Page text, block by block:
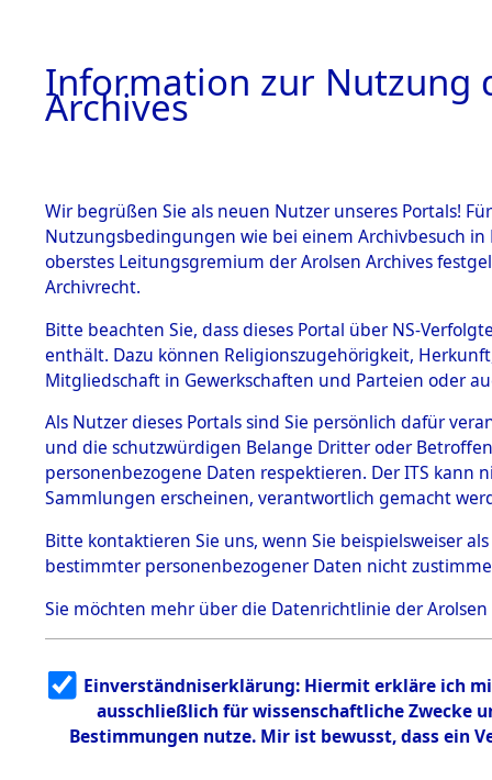
BESTÄNDE
1.
mente
5. Verschiedenes
5.3
Todesmärsche
5.3.1 Alliierte
Erhebungen
zu
Todesmärsch
en
5.3.2
g
5.3.3
Todesmärsch
von
Toter aus
Ort ihrer
0001
Information zur Nutzung
Archives
Wir begrüßen Sie als neuen Nutzer unseres Portals!
Nutzungsbedingungen wie bei einem Archivbesuch
oberstes Leitungsgremium der Arolsen Archives
Archivrecht.
Bitte beachten Sie, dass dieses Portal über NS-
enthält. Dazu können Religionszugehörigkeit,
Mitgliedschaft in Gewerkschaften und Parteien oder
Als Nutzer dieses Portals sind Sie persönlich dafür
und die schutzwürdigen Belange Dritter oder
personenbezogene Daten respektieren. Der ITS
Sammlungen erscheinen, verantwortlich gemacht
Bitte kontaktieren Sie uns, wenn Sie beispielsweiser
bestimmter personenbezogener Daten nicht
Sie möchten mehr über die Datenrichtlinie der Arolsen
Einverständniserklärung: Hiermit erkläre ich
ausschließlich für wissenschaftliche Zwecke
Bestimmungen nutze. Mir ist bewusst, dass ein